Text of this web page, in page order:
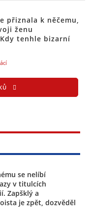
přiznala k něčemu,
ženu
tenhle bizarní
se nelíbí
v titulcích
Zapšklý a
je zpět, dozvěděl